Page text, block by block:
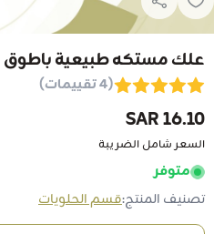
علك مستكه طبيعية باطوق
(4 تقييمات)
16.10 SAR
السعر شامل الضريبة
متوفر
تصنيف المنتج:قسم الحلويات